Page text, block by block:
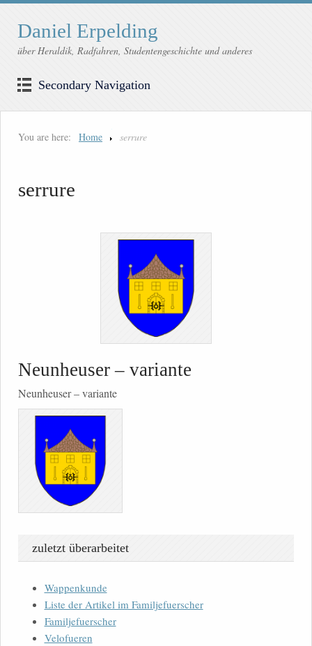
Daniel Erpelding
über Heraldik, Radfahren, Studentengeschichte und anderes
Secondary Navigation
You are here: Home serrure
serrure
Neunheuser – variante
Neunheuser – variante
zuletzt überarbeitet
Wappenkunde
Liste der Artikel im Familjefuerscher
Familjefuerscher
Velofueren